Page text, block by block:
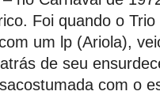
Foi quando o
um lp (Ariola),
de seu
com o